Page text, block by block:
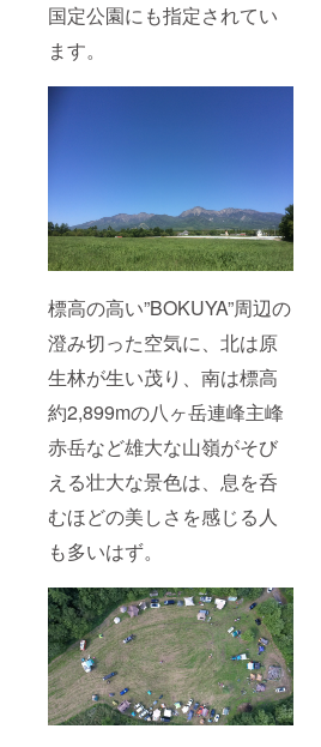
国定公園にも指定されてい
ます。
標高の高い”BOKUYA”周辺の
澄み切った空気に、北は原
生林が生い茂り、南は標高
約2,899mの八ヶ岳連峰主峰
赤岳など雄大な山嶺がそび
える壮大な景色は、息を呑
むほどの美しさを感じる人
も多いはず。